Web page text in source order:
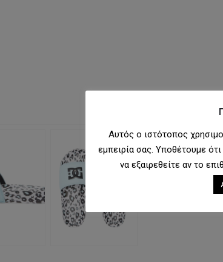
Αυτός ο ιστότοπος
εμπειρία σας. Υποθέτουμε
να εξαιρεθείτε αν το